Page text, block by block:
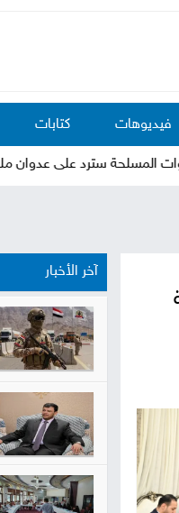
فيديوهات كتابات
سترد على عدوان مليشيا
آخر الأخبار